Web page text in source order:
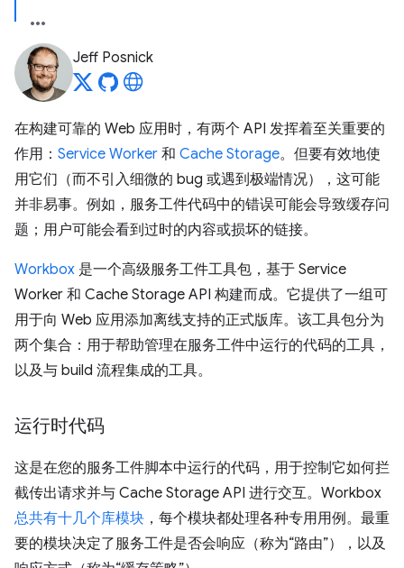
Jeff Posnick
在构建可靠的 Web 应用时，有两个 API 发挥着至关重要的
作用： Service Worker 和 Cache Storage。但要有效地使
用它们（而不引入细微的 bug 或遇到极端情况），这可能
并非易事。例如，服务工件代码中的错误可能会导致缓存问
题；用户可能会看到过时的内容或损坏的链接。
Workbox 是一个高级服务工件工具包，基于 Service
Worker 和 Cache Storage API 构建而成。它提供了一组可
用于向 Web 应用添加离线支持的正式版库。该工具包分为
两个集合：用于帮助管理在服务工件中运行的代码的工具，
以及与 build 流程集成的工具。
运行时代码
这是在您的服务工件脚本中运行的代码，用于控制它如何拦
截传出请求并与 Cache Storage API 进行交互。Workbox
总共有十几个库模块 ，每个模块都处理各种专用用例。最重
要的模块决定了服务工件是否会响应（称为“路由”），以及